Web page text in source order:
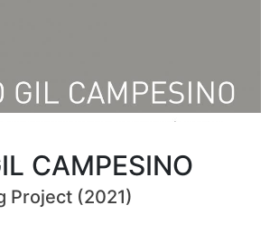
CAMPESINO
Project (2021)